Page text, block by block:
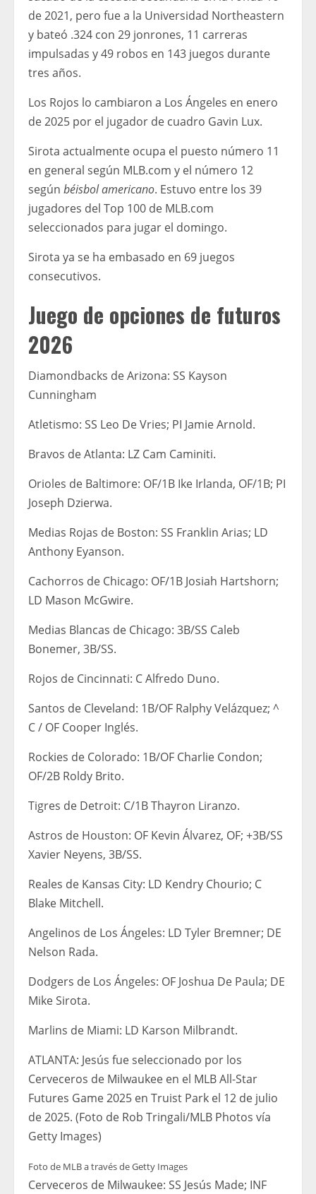
de 2021, pero fue a la Universidad Northeastern
y bateó .324 con 29 jonrones, 11 carreras
impulsadas y 49 robos en 143 juegos durante
tres años.
Los Rojos lo cambiaron a Los Ángeles en enero
de 2025 por el jugador de cuadro Gavin Lux.
Sirota actualmente ocupa el puesto número 11
en general según MLB.com y el número 12
según béisbol americano. Estuvo entre los 39
jugadores del Top 100 de MLB.com
seleccionados para jugar el domingo.
Sirota ya se ha embasado en 69 juegos
consecutivos.
Juego de opciones de futuros
2026
Diamondbacks de Arizona: SS Kayson
Cunningham
Atletismo: SS Leo De Vries; PI Jamie Arnold.
Bravos de Atlanta: LZ Cam Caminiti.
Orioles de Baltimore: OF/1B Ike Irlanda, OF/1B; PI
Joseph Dzierwa.
Medias Rojas de Boston: SS Franklin Arias; LD
Anthony Eyanson.
Cachorros de Chicago: OF/1B Josiah Hartshorn;
LD Mason McGwire.
Medias Blancas de Chicago: 3B/SS Caleb
Bonemer, 3B/SS.
Rojos de Cincinnati: C Alfredo Duno.
Santos de Cleveland: 1B/OF Ralphy Velázquez; ^
C / OF Cooper Inglés.
Rockies de Colorado: 1B/OF Charlie Condon;
OF/2B Roldy Brito.
Tigres de Detroit: C/1B Thayron Liranzo.
Astros de Houston: OF Kevin Álvarez, OF; +3B/SS
Xavier Neyens, 3B/SS.
Reales de Kansas City: LD Kendry Chourio; C
Blake Mitchell.
Angelinos de Los Ángeles: LD Tyler Bremner; DE
Nelson Rada.
Dodgers de Los Ángeles: OF Joshua De Paula; DE
Mike Sirota.
Marlins de Miami: LD Karson Milbrandt.
ATLANTA: Jesús fue seleccionado por los
Cerveceros de Milwaukee en el MLB All-Star
Futures Game 2025 en Truist Park el 12 de julio
de 2025. (Foto de Rob Tringali/MLB Photos vía
Getty Images)
Foto de MLB a través de Getty Images
Cerveceros de Milwaukee: SS Jesús Made; INF